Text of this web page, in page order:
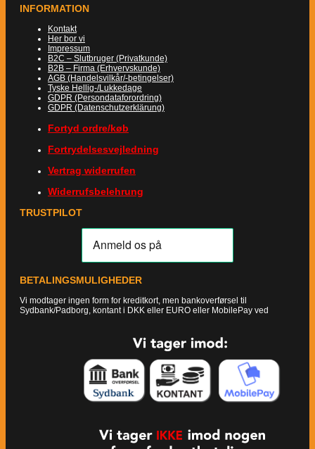
INFORMATION
Kontakt
Her bor vi
Impressum
B2C – Slutbruger (Privatkunde)
B2B – Firma (Erhvervskunde)
AGB (Handelsvilkår/-betingelser)
Tyske Hellig-/Lukkedage
GDPR (Persondataforordring)
GDPR (Datenschutzerklärung)
Fortyd ordre/køb
Fortrydelsesvejledning
Vertrag widerrufen
Widerrufsbelehrung
TRUSTPILOT
BETALINGSMULIGHEDER
Vi modtager ingen form for kreditkort, men bankoverførsel til
Sydbank/Padborg, kontant i DKK eller EURO eller MobilePay ved